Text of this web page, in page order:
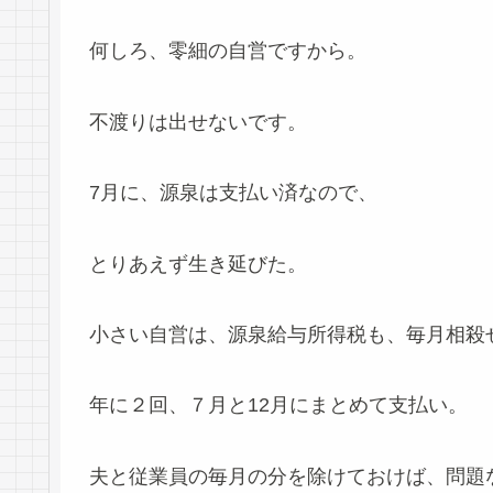
何しろ、零細の自営ですから。
不渡りは出せないです。
7月に、源泉は支払い済なので、
とりあえず生き延びた。
小さい自営は、源泉給与所得税も、毎月相殺
年に２回、７月と12月にまとめて支払い。
夫と従業員の毎月の分を除けておけば、問題